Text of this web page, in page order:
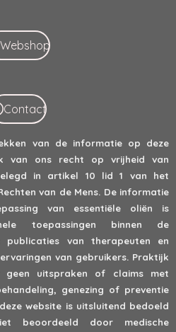
Webshop
Contact
van de informatie op deze
van ons recht op vrijheid van
in artikel 10 lid 1 van het
van de Mens. De informatie
van essentiële oliën is
toepassingen binnen de
publicaties van therapeuten en
van gebruikers. Praktijk
geen uitspraken of claims met
genezing of preventie
website is uitsluitend bedoeld
beoordeeld door medische